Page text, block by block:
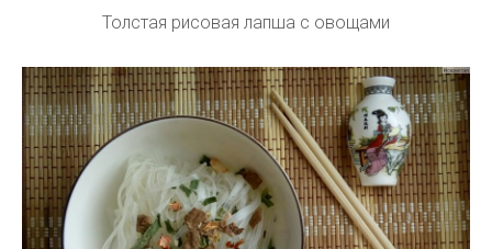
Толстая рисовая лапша с овощами